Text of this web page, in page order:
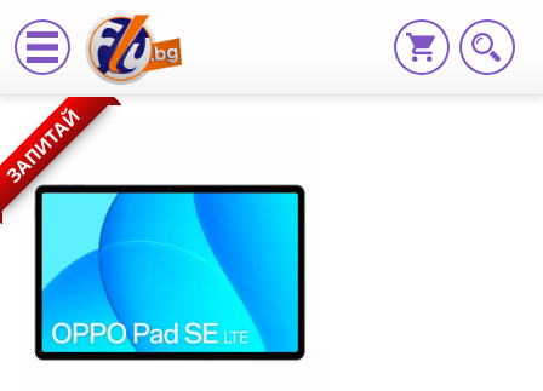
Таблет
OPPO
Pad
SE
LTE
6+128
ЗАПИТАЙ